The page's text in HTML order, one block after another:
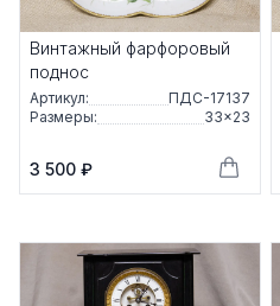
Винтажный фарфоровый
поднос
Артикул:
ПДС-17137
Размеры:
33×23
3 500 ₽